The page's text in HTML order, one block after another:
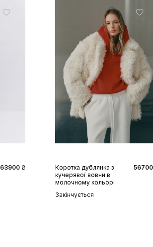
63900 ₴
L
Коротка дублянка з
кучерявої вовни в
молочному кольорі
Закінчується